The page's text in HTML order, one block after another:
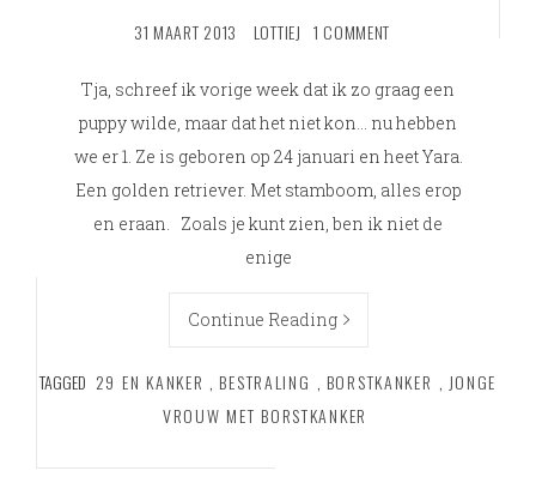
31 MAART 2013 LOTTIEJ 1 COMMENT
Tja, schreef ik vorige week dat ik zo graag een
puppy wilde, maar dat het niet kon… nu hebben
we er 1. Ze is geboren op 24 januari en heet Yara.
Een golden retriever. Met stamboom, alles erop
en eraan. Zoals je kunt zien, ben ik niet de
enige
Continue Reading
TAGGED 29 EN KANKER , BESTRALING , BORSTKANKER , JONGE
VROUW MET BORSTKANKER